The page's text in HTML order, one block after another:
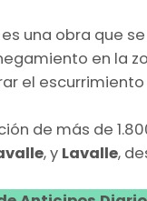
es una obra que
en la
el
de más de
, y Lavalle,